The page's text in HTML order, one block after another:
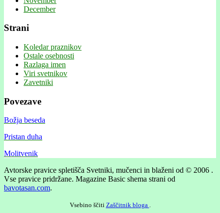
December
Strani
Koledar praznikov
Ostale osebnosti
Razlaga imen
Viri svetnikov
Zavetniki
Povezave
Božja beseda
Pristan duha
Molitvenik
Avtorske pravice spletišča Svetniki, mučenci in blaženi od © 2006 .
Vse pravice pridržane. Magazine Basic shema strani od
bavotasan.com.
Vsebino ščiti Zaščitnik bloga .